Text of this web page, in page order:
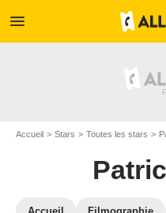
menu
Accueil Stars Toutes les stars